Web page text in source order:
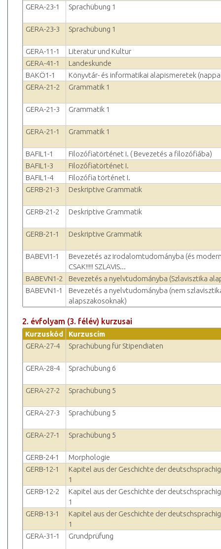
GERA-23-1 Sprachübung 1
GERA-23-3 Sprachübung 1
GERA-11-1
Literatur und Kultur
GERA-41-1
Landeskunde
BAKÖ1-1
Könyvtár- és informatikai alapismeretek
GERA-21-2
Grammatik 1
GERA-21-3 Grammatik 1
GERA-21-1 Grammatik 1
BAFIL1-1
Filozófiatörténet I. ( Bevezetés a filozófiába)
BAFIL1-3
Filozófiatörténet I.
BAFIL1-4
Filozófia történet I.
GERB-21-3
Deskriptive Grammatik
GERB-21-2 Deskriptive Grammatik
GERB-21-1 Deskriptive Grammatik
BABEVI1-1
Bevezetés az irodalomtudományba (és
CSAK!!!!! SZLAVIS...
BABEVN1-2
Bevezetés a nyelvtudományba (Szlavisztika
BABEVN1-1
Bevezetés a nyelvtudományba (nem
alapszakosoknak)
2. évfolyam (3. félév) kurzusai
Kurzuskód
Kurzuscím
GERA-27-4
Sprachübung für Stipendiaten
GERA-28-4 Sprachübung 6
GERA-27-2 Sprachübung 5
GERA-27-3 Sprachübung 5
GERA-27-1 Sprachübung 5
GERB-24-1
Morphologie
GERB-12-1
Kapitel aus der Geschichte der
1
GERB-12-2
Kapitel aus der Geschichte der
1
GERB-13-1
Kapitel aus der Geschichte der
1
GERA-31-1
Grundprüfung